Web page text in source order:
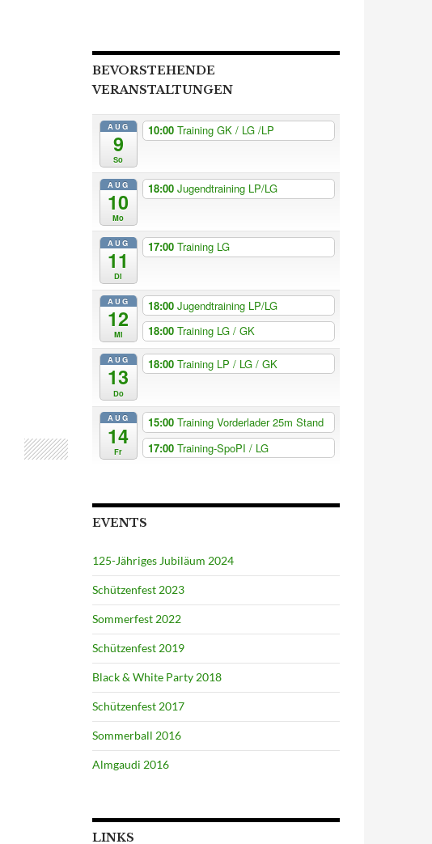
BEVORSTEHENDE
VERANSTALTUNGEN
AUG
9
So
10:00 Training GK / LG /LP
AUG
10
Mo
18:00 Jugendtraining LP/LG
AUG
11
Di
17:00 Training LG
AUG
12
Mi
18:00 Jugendtraining LP/LG
18:00 Training LG / GK
AUG
13
Do
18:00 Training LP / LG / GK
AUG
14
Fr
15:00 Training Vorderlader 25m Stand
17:00 Training-SpoPI / LG
EVENTS
125-Jähriges Jubiläum 2024
Schützenfest 2023
Sommerfest 2022
Schützenfest 2019
Black & White Party 2018
Schützenfest 2017
Sommerball 2016
Almgaudi 2016
LINKS